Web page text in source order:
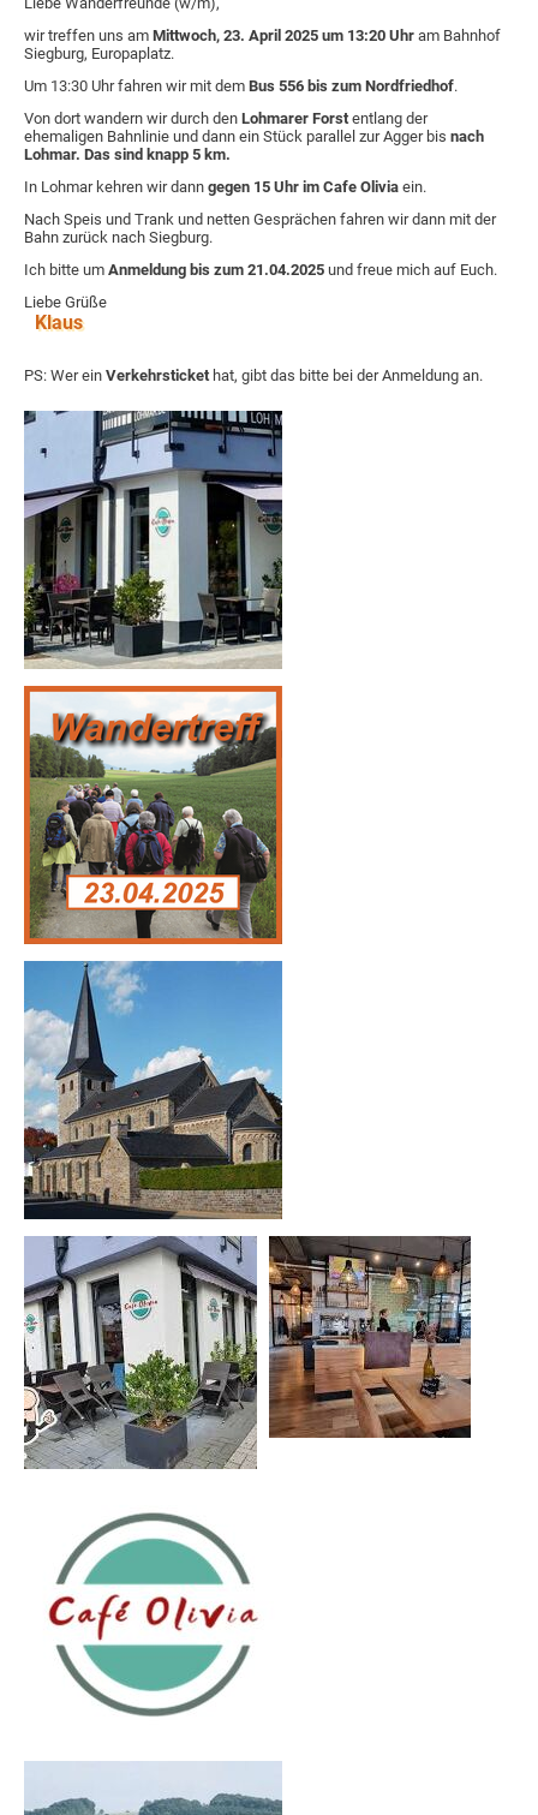
wir treffen uns am Mittwoch, 23. April 2025 um 13:20 Uhr am Bahnhof
Siegburg, Europaplatz.
Um 13:30 Uhr fahren wir mit dem Bus 556 bis zum Nordfriedhof.
Von dort wandern wir durch den Lohmarer Forst entlang der
ehemaligen Bahnlinie und dann ein Stück parallel zur Agger bis nach
Lohmar. Das sind knapp 5 km.
In Lohmar kehren wir dann gegen 15 Uhr im Cafe Olivia ein.
Nach Speis und Trank und netten Gesprächen fahren wir dann mit der
Bahn zurück nach Siegburg.
Ich bitte um Anmeldung bis zum 21.04.2025 und freue mich auf Euch.
Liebe Grüße
Klaus
PS: Wer ein Verkehrsticket hat, gibt das bitte bei der Anmeldung an.